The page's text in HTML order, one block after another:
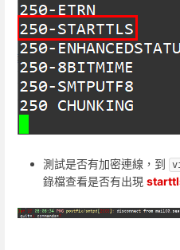
測試是否有加密連線，到
錄檔查看是否有出現